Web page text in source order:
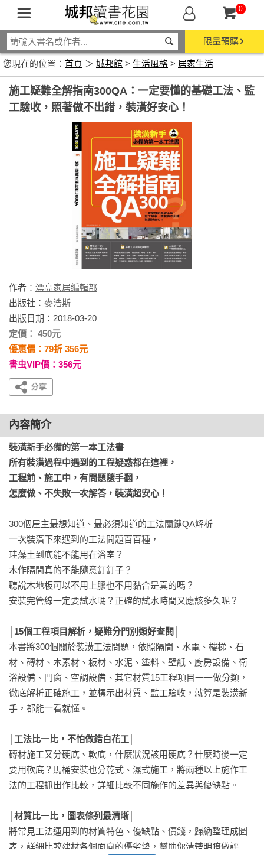
0
限量預購
您現在的位置： 首頁 ＞ 城邦館 > 生活風格 > 居家生活
施工疑難全解指南300QA：一定要懂的基礎工法、監
工驗收，照著做不出錯，裝潢好安心！
作者： 漂亮家居編輯部
出版社： 麥浩斯
出版日期：2018-03-20
定價： 450元
優惠價：79折 356元
書虫VIP價：356元
內容簡介
裝潢新手必備的第一本工法書
所有裝潢過程中遇到的工程疑惑都在這裡，
工程前、施工中，有問題隨手翻，
怎麼做、不失敗一次解答，裝潢超安心！
300個屋主最想知道、最必須知道的工法關鍵QA解析
一次裝潢下來遇到的工法問題百百種，
珪藻土到底能不能用在浴室？
木作隔間真的不能隨意釘釘子？
聽說木地板可以不用上膠也不用黏合是真的嗎？
安裝完管線一定要試水嗎？正確的試水時間又應該多久呢？
│15個工程項目解析，疑難分門別類好查閱│
本書將300個關於裝潢工法問題，依照隔間、水電、樓梯、石
材、磚材、木素材、板材、水泥、塗料、壁紙、廚房設備、衛
浴設備、門窗、空調設備、其它材質15工程項目一一做分類，
徹底解析正確施工，並標示出材質、監工驗收，就算是裝潢新
手，都能一看就懂。
│工法比一比，不怕做錯白花工│
磚材施工又分硬底、軟底，什麼狀況該用硬底？什麼時後一定
要用軟底？馬桶安裝也分乾式、濕式施工，將兩種以上施作工
法的工程抓出作比較，詳細比較不同施作的差異與優缺點。
│材質比一比，圖表條列最清晰│
將常見工法運用到的材質特色、優缺點、價錢，歸納整理成圖
表，詳細比較建材各個面向的優劣勢，幫助你清楚明瞭做評